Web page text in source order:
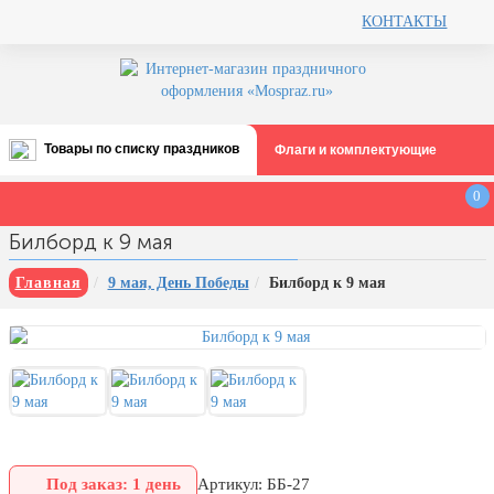
КОНТАКТЫ
Товары по списку праздников
Все праздники
августа)
12 августа, День ВВС
флага РФ
День шахтера (последнее
воскресенье августа)
3 сентября, День солидарности в
борьбе с терроризмом
Флаги и комплектующие
0
Билборд к 9 мая
Главная 9 мая, День Победы Билборд к 9 мая
Под заказ: 1 день Артикул: ББ-27